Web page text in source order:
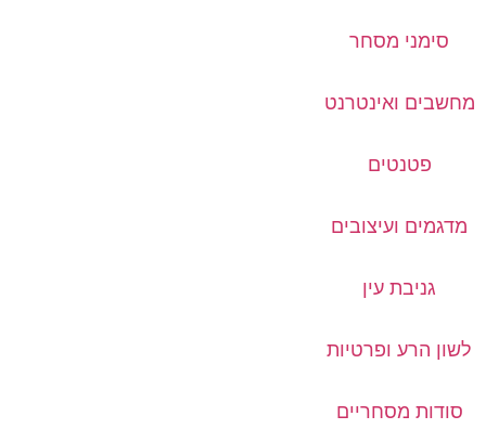
סימני מסחר
מחשבים ואינטרנט
פטנטים
מדגמים ועיצובים
גניבת עין
לשון הרע ופרטיות
סודות מסחריים